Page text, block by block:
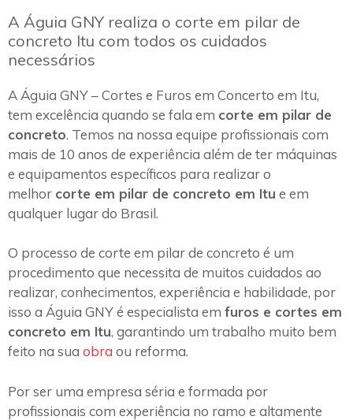
A Águia GNY realiza o corte em pilar de
concreto Itu com todos os cuidados
necessários
A Águia GNY – Cortes e Furos em Concerto em Itu,
tem excelência quando se fala em corte em pilar de
concreto. Temos na nossa equipe profissionais com
mais de 10 anos de experiência além de ter máquinas
e equipamentos específicos para realizar o
melhor corte em pilar de concreto em Itu e em
qualquer lugar do Brasil.
O processo de corte em pilar de concreto é um
procedimento que necessita de muitos cuidados ao
realizar, conhecimentos, experiência e habilidade, por
isso a Águia GNY é especialista em furos e cortes em
concreto em Itu, garantindo um trabalho muito bem
feito na sua obra ou reforma.
Por ser uma empresa séria e formada por
profissionais com experiência no ramo e altamente